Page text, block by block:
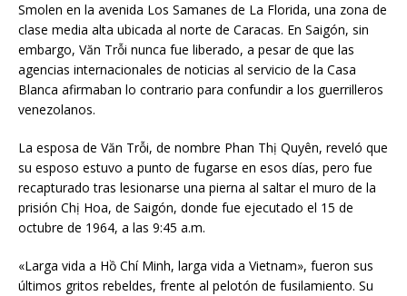
Smolen en la avenida Los Samanes de La Florida, una zona de
clase media alta ubicada al norte de Caracas. En Saigón, sin
embargo, Văn Trỗi nunca fue liberado, a pesar de que las
agencias internacionales de noticias al servicio de la Casa
Blanca afirmaban lo contrario para confundir a los guerrilleros
venezolanos.
La esposa de Văn Trỗi, de nombre Phan Thị Quyên, reveló que
su esposo estuvo a punto de fugarse en esos días, pero fue
recapturado tras lesionarse una pierna al saltar el muro de la
prisión Chị Hoa, de Saigón, donde fue ejecutado el 15 de
octubre de 1964, a las 9:45 a.m.
«Larga vida a Hồ Chí Minh, larga vida a Vietnam», fueron sus
últimos gritos rebeldes, frente al pelotón de fusilamiento. Su